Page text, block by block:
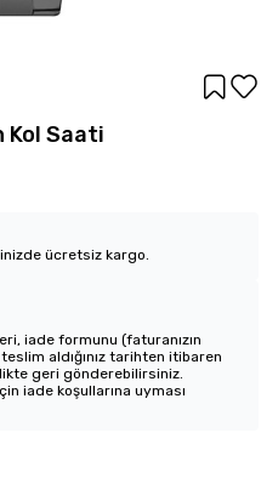
Kol Saati
ücretsiz kargo.
iade formunu (faturanızın
aldığınız tarihten itibaren
geri gönderebilirsiniz.
iade koşullarına uyması